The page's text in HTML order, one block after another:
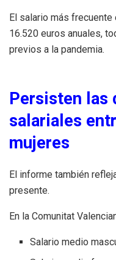
El salario más frecuente
16.520 euros anuales,
previos a la pandemia.
Persisten las
salariales
mujeres
El informe también
presente.
En la Comunitat
Salario medio